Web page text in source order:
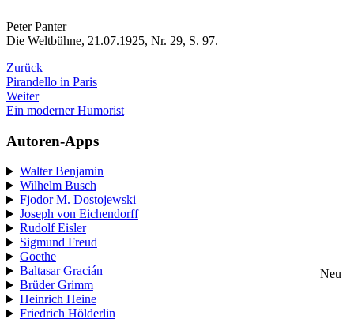
Peter Panter
Die Weltbühne, 21.07.1925, Nr. 29, S. 97.
Zurück
Pirandello in Paris
Weiter
Ein moderner Humorist
Autoren-Apps
Walter Benjamin
Wilhelm Busch
Fjodor M. Dostojewski
Joseph von Eichendorff
Rudolf Eisler
Sigmund Freud
Goethe
Baltasar Gracián
Neu
Brüder Grimm
Heinrich Heine
Friedrich Hölderlin